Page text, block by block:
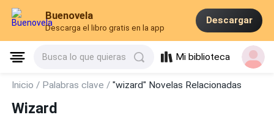
Buenovela
Descarga el libro gratis en la app
Descargar
Busca lo que quieras Mi biblioteca
Inicio / Palabras clave /"wizard" Novelas Relacionadas
Wizard